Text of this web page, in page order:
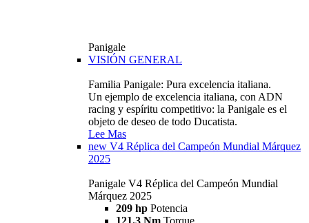
Panigale
VISIÓN GENERAL
Familia Panigale: Pura excelencia italiana.
Un ejemplo de excelencia italiana, con ADN
racing y espíritu competitivo: la Panigale es el
objeto de deseo de todo Ducatista.
Lee Mas
new V4 Réplica del Campeón Mundial Márquez
2025
Panigale V4 Réplica del Campeón Mundial
Márquez 2025
209 hp Potencia